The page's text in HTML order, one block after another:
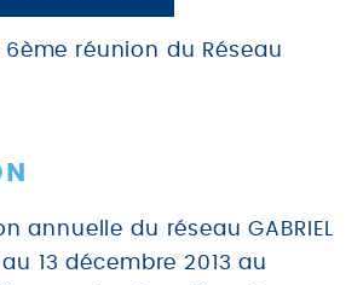
annuelle du réseau GABRIEL
13 décembre 2013 au